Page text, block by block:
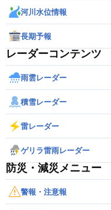
河川水位情報
長期予報
レーダーコンテンツ
雨雲レーダー
積雪レーダー
雷レーダー
ゲリラ雷雨レーダー
防災・減災メニュー
警報・注意報